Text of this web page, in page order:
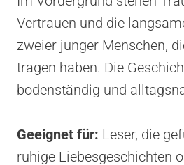
Vertrauen und die
zweier junger Menschen,
tragen haben. Die
bodenständig und
Geeignet für: Leser, die
ruhige Liebesgeschichten